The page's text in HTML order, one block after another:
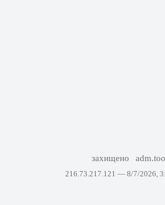
захищено
216.73.217.121 — 8/7/2026,